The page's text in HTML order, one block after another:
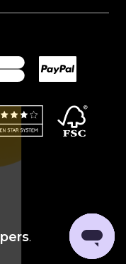
nos contenus
de partager des
nos visiteurs.
à l'utilisation de ces
à tout moment
.